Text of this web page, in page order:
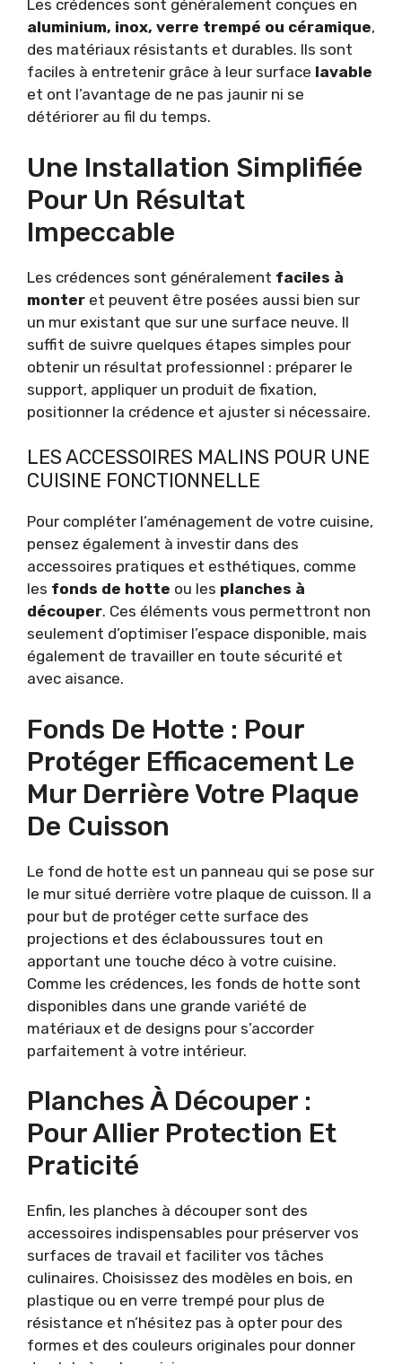
Les crédences sont généralement conçues en
aluminium, inox, verre trempé ou céramique,
des matériaux résistants et durables. Ils sont
faciles à entretenir grâce à leur surface lavable
et ont l’avantage de ne pas jaunir ni se
détériorer au fil du temps.
Une Installation Simplifiée
Pour Un Résultat
Impeccable
Les crédences sont généralement faciles à
monter et peuvent être posées aussi bien sur
un mur existant que sur une surface neuve. Il
suffit de suivre quelques étapes simples pour
obtenir un résultat professionnel : préparer le
support, appliquer un produit de fixation,
positionner la crédence et ajuster si nécessaire.
LES ACCESSOIRES MALINS POUR UNE
CUISINE FONCTIONNELLE
Pour compléter l’aménagement de votre cuisine,
pensez également à investir dans des
accessoires pratiques et esthétiques, comme
les fonds de hotte ou les planches à
découper. Ces éléments vous permettront non
seulement d’optimiser l’espace disponible, mais
également de travailler en toute sécurité et
avec aisance.
Fonds De Hotte : Pour
Protéger Efficacement Le
Mur Derrière Votre Plaque
De Cuisson
Le fond de hotte est un panneau qui se pose sur
le mur situé derrière votre plaque de cuisson. Il a
pour but de protéger cette surface des
projections et des éclaboussures tout en
apportant une touche déco à votre cuisine.
Comme les crédences, les fonds de hotte sont
disponibles dans une grande variété de
matériaux et de designs pour s’accorder
parfaitement à votre intérieur.
Planches À Découper :
Pour Allier Protection Et
Praticité
Enfin, les planches à découper sont des
accessoires indispensables pour préserver vos
surfaces de travail et faciliter vos tâches
culinaires. Choisissez des modèles en bois, en
plastique ou en verre trempé pour plus de
résistance et n’hésitez pas à opter pour des
formes et des couleurs originales pour donner